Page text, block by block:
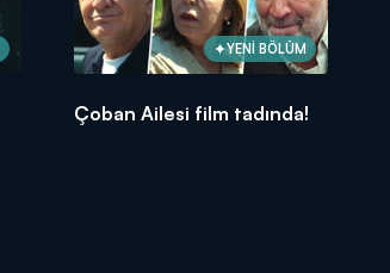
YENİ BÖLÜM
Çoban Ailesi film tadında!